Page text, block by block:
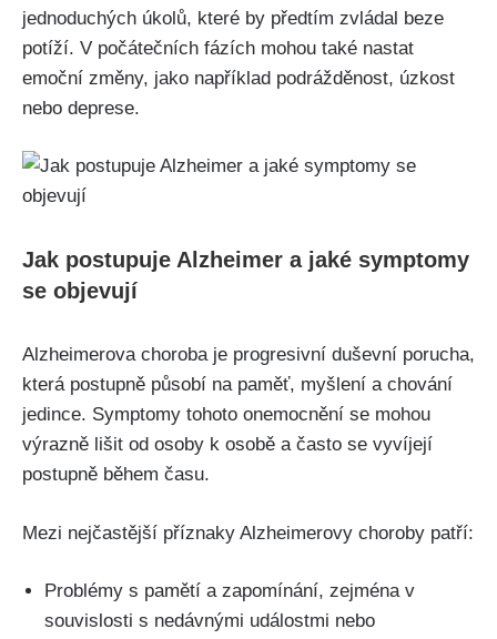
jednoduchých úkolů, které by předtím zvládal beze
potíží. V počátečních fázích mohou také nastat
emoční změny, jako například podrážděnost, úzkost
nebo deprese.
Jak postupuje Alzheimer a jaké symptomy
se objevují
Alzheimerova choroba je progresivní duševní porucha,
která postupně působí na paměť, myšlení a chování
jedince. Symptomy tohoto onemocnění se mohou
výrazně lišit od osoby k osobě a často se vyvíjejí
postupně během času.
Mezi nejčastější příznaky Alzheimerovy choroby patří:
Problémy s pamětí a zapomínání, zejména v
souvislosti s nedávnými událostmi nebo